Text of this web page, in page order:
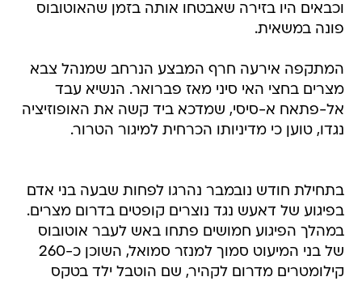
וכבאים היו בזירה שאבטחו אותה בזמן שהאוטובוס
פונה במשאית.
המתקפה אירעה חרף המבצע הנרחב שמנהל צבא
מצרים בחצי האי סיני מאז פברואר. הנשיא עבד
אל-פתאח א-סיסי, שמדכא ביד קשה את האופוזיציה
נגדו, טוען כי מדיניותו הכרחית למיגור הטרור.
בתחילת חודש נובמבר נהרגו לפחות שבעה בני אדם
בפיגוע של דאעש נגד נוצרים קופטים בדרום מצרים.
במהלך הפיגוע חמושים פתחו באש לעבר אוטובוס
של בני המיעוט סמוך למנזר סמואל, השוכן כ-260
קילומטרים מדרום לקהיר, שם הוטבל ילד בטקס